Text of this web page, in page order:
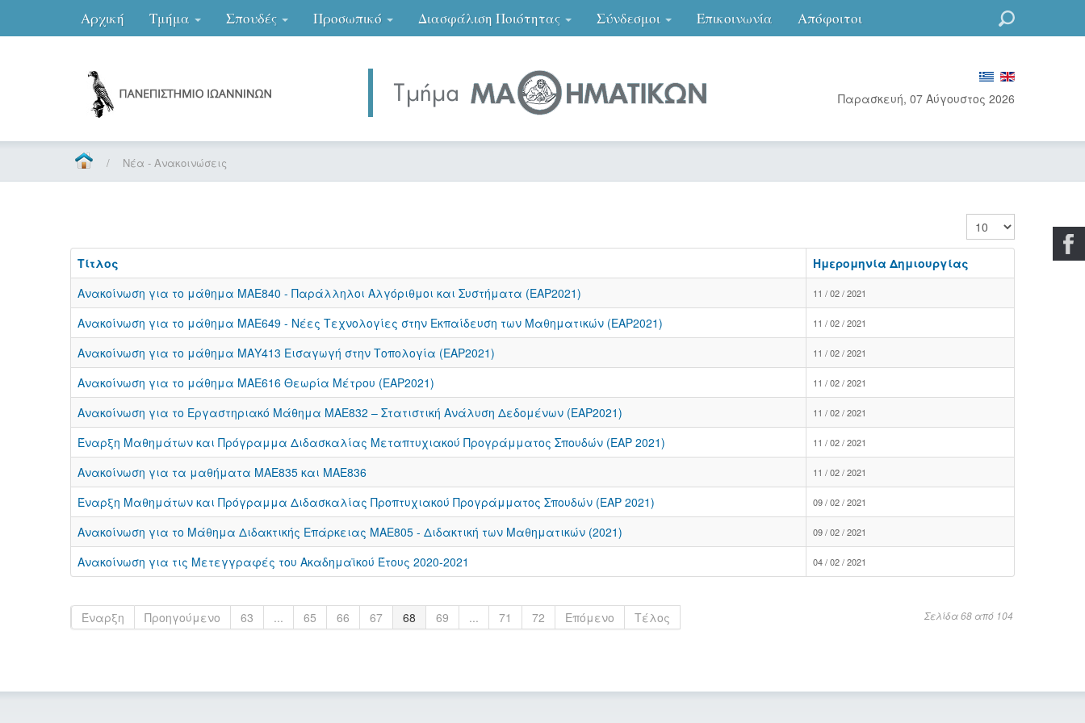
Αρχική Τμήμα Σπουδές Προσωπικό Διασφάλιση Ποιότητας Σύνδεσμοι Επικοινωνία Απόφοιτοι
Παρασκευή, 07 Αύγουστος 2026
/ Νέα - Ανακοινώσεις
Εμφάνιση #
Τίτλος
Ημερομηνία Δημιουργίας
Ανακοίνωση για το μάθημα ΜΑΕ840 - Παράλληλοι Αλγόριθμοι και Συστήματα (ΕΑΡ2021)
11 / 02 / 2021
Ανακοίνωση για το μάθημα ΜΑΕ649 - Νέες Τεχνολογίες στην Εκπαίδευση των Μαθηματικών (ΕΑΡ2021) 11 / 02 / 2021
Ανακοίνωση για το μάθημα ΜΑΥ413 Εισαγωγή στην Τοπολογία (ΕΑΡ2021) 11 / 02 / 2021
Ανακοίνωση για το μάθημα ΜΑΕ616 Θεωρία Μέτρου (ΕΑΡ2021) 11 / 02 / 2021
Ανακοίνωση για το Εργαστηριακό Μάθημα ΜΑΕ832 – Στατιστική Ανάλυση Δεδομένων (ΕΑΡ2021) 11 / 02 / 2021
Έναρξη Μαθημάτων και Πρόγραμμα Διδασκαλίας Μεταπτυχιακού Προγράμματος Σπουδών (ΕΑΡ 2021) 11 / 02 / 2021
Ανακοίνωση για τα μαθήματα ΜΑΕ835 και ΜΑΕ836 11 / 02 / 2021
Έναρξη Μαθημάτων και Πρόγραμμα Διδασκαλίας Προπτυχιακού Προγράμματος Σπουδών (ΕΑΡ 2021) 09 / 02 / 2021
Ανακοίνωση για το Μάθημα Διδακτικής Επάρκειας ΜΑΕ805 - Διδακτική των Μαθηματικών (2021) 09 / 02 / 2021
Ανακοίνωση για τις Μετεγγραφές του Ακαδημαϊκού Έτους 2020-2021 04 / 02 / 2021
Σελίδα 68 από 104
Έναρξη Προηγούμενο 63 ... 65 66 67 68 69 ... 71 72 Επόμενο Τέλος